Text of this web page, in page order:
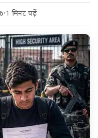
•1 मिनट पढ़ें